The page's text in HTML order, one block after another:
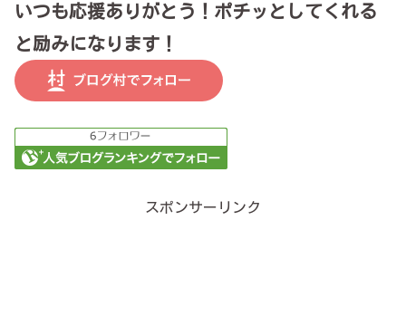
いつも応援ありがとう！ポチッとしてくれる
と励みになります！
スポンサーリンク